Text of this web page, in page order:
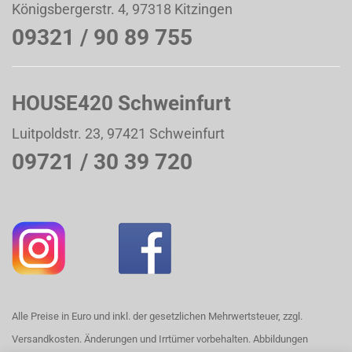
Königsbergerstr. 4, 97318 Kitzingen
09321 / 90 89 755
HOUSE420 Schweinfurt
Luitpoldstr. 23, 97421 Schweinfurt
09721 / 30 39 720
Alle Preise in Euro und inkl. der gesetzlichen Mehrwertsteuer, zzgl.
Versandkosten. Änderungen und Irrtümer vorbehalten. Abbildungen